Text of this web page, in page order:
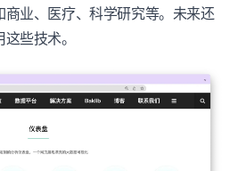
业、医疗、科学研究等。未来还
些技术。